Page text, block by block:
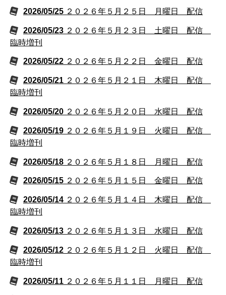
2026/05/25 ２０２６年５月２５日 月曜日 配信
2026/05/23 ２０２６年５月２３日 土曜日 配信
臨時増刊
2026/05/22 ２０２６年５月２２日 金曜日 配信
2026/05/21 ２０２６年５月２１日 木曜日 配信
臨時増刊
2026/05/20 ２０２６年５月２０日 水曜日 配信
2026/05/19 ２０２６年５月１９日 火曜日 配信
臨時増刊
2026/05/18 ２０２６年５月１８日 月曜日 配信
2026/05/15 ２０２６年５月１５日 金曜日 配信
2026/05/14 ２０２６年５月１４日 木曜日 配信
臨時増刊
2026/05/13 ２０２６年５月１３日 水曜日 配信
2026/05/12 ２０２６年５月１２日 火曜日 配信
臨時増刊
2026/05/11 ２０２６年５月１１日 月曜日 配信